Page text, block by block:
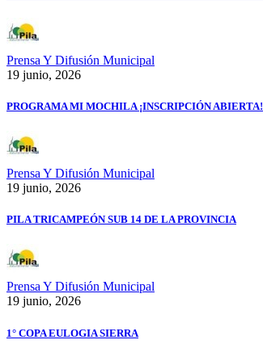
Prensa Y Difusión Municipal
19 junio, 2026
PROGRAMA MI MOCHILA ¡INSCRIPCIÓN ABIERTA!
Prensa Y Difusión Municipal
19 junio, 2026
PILA TRICAMPEÓN SUB 14 DE LA PROVINCIA
Prensa Y Difusión Municipal
19 junio, 2026
1° COPA EULOGIA SIERRA